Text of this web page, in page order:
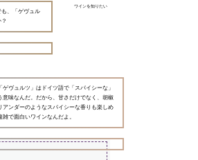
ワインを知りたい
、「ゲヴュル
ゲヴュルツ」はドイツ語で「スパイシーな」
意味なんだ。だから、甘さだけでなく、胡椒
アンダーのようなスパイシーな香りも楽しめ
雑で面白いワインなんだよ。